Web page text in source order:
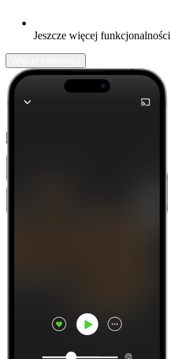
Jeszcze więcej funkcjonalności